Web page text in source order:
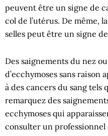
peuvent être un signe de
col de l’utérus. De même,
selles peut être un signe de
Des saignements du nez
d’ecchymoses sans
à des cancers du sang tels
remarquez des
ecchymoses qui
consulter un